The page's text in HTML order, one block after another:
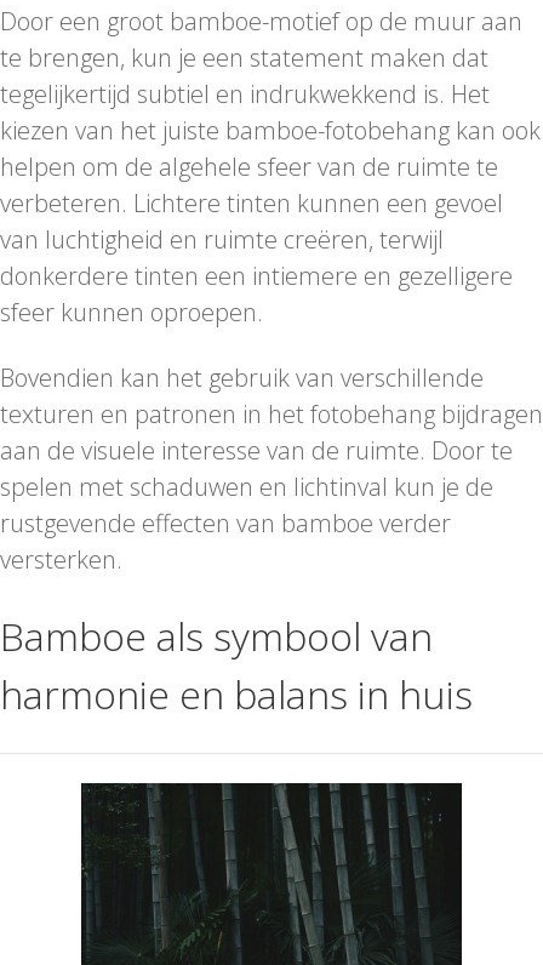
Door een groot bamboe-motief op de muur aan
te brengen, kun je een statement maken dat
tegelijkertijd subtiel en indrukwekkend is. Het
kiezen van het juiste bamboe-fotobehang kan ook
helpen om de algehele sfeer van de ruimte te
verbeteren. Lichtere tinten kunnen een gevoel
van luchtigheid en ruimte creëren, terwijl
donkerdere tinten een intiemere en gezelligere
sfeer kunnen oproepen.
Bovendien kan het gebruik van verschillende
texturen en patronen in het fotobehang bijdragen
aan de visuele interesse van de ruimte. Door te
spelen met schaduwen en lichtinval kun je de
rustgevende effecten van bamboe verder
versterken.
Bamboe als symbool van
harmonie en balans in huis